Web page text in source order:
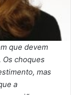
que devem
choques
mas
a